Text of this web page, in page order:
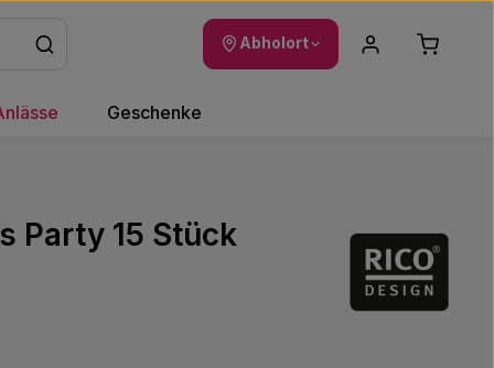
Abholort
Geschenke
Party 15 Stück